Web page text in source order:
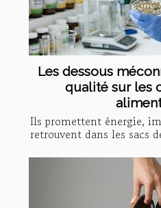
Les dessous
qualité sur les
Ils promettent énergie,
retrouvent dans les sacs